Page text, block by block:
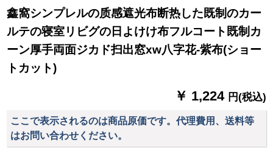
送り棒
シリーズ青い刺繍カ
ーチン(レズカテを含
まない)幅2メトル*高
さ2.7メトルトル
ーテーテーリングリ
ングリングリングリ
ングバッグの単纯片
装（ロマポールを除
く）2.0高级片
鑫窩シンプレルの质感遮光布断热した既制のカー
ルテの寝室リビグの日よけけ布フルコート既制カ
ーン厚手両面ジカド扫出窓xw八字花-紫布(ショー
トカット)
￥ 1,224 円(税込)
ここで表示されるのは商品原価です。代理費用、送料等
はお問い合わせください。